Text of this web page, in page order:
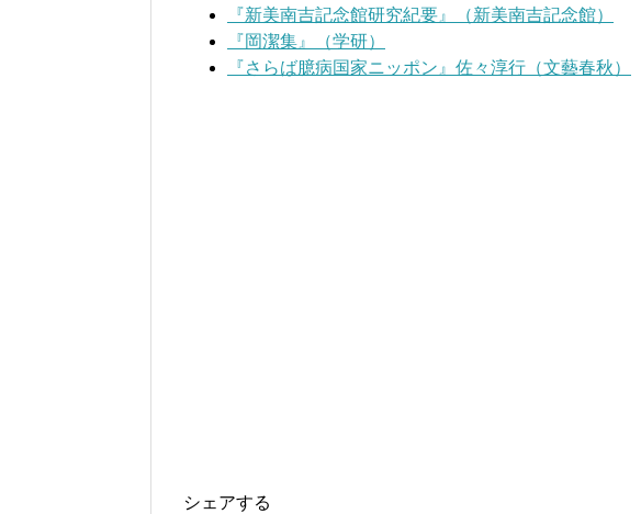
『新美南吉記念館研究紀要』（新美南吉記念館）
『岡潔集』（学研）
『さらば臆病国家ニッポン』佐々淳行（文藝春秋）
シェアする